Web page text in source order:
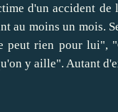
d'un accident
au moins un mois.
peut rien pour lui",
y aille". Autant